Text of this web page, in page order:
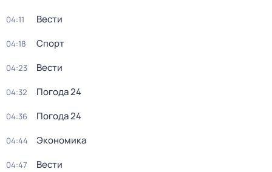
04:11 Вести
04:18 Спорт
04:23 Вести
04:32 Погода 24
04:36 Погода 24
04:44 Экономика
04:47 Вести